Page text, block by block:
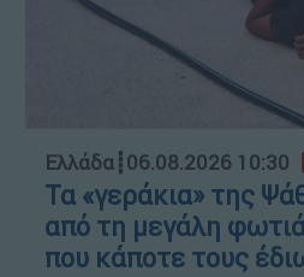
Ελλάδα┋06.08.2026 10:30
Τα «γεράκια» της
από τη μεγάλη φωτιά
που κάποτε τους